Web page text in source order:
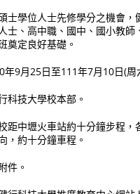
士學位人士先修學分之機會
士、高中職、國中、國小教
奠定良好基礎。
9月25日至111年7月10日(周
科技大學校本部。
距中壢火車站約十分鐘步程
，約十分鐘車程。
件。